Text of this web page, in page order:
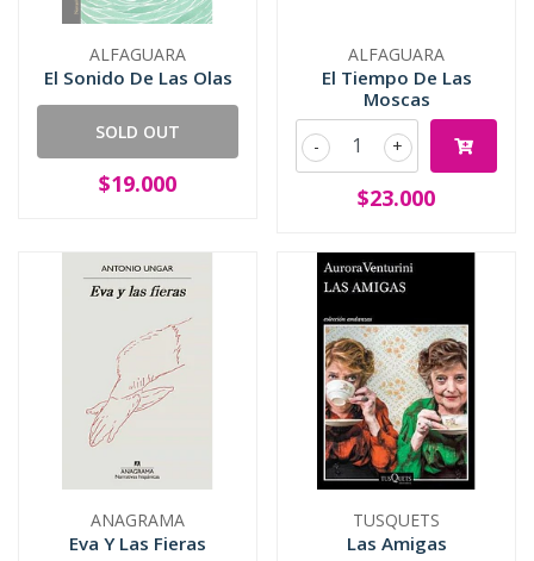
ALFAGUARA
El Sonido De Las Olas
SOLD OUT
$19.000
ALFAGUARA
El Tiempo De Las
Moscas
+
-
$23.000
ANAGRAMA
Eva Y Las Fieras
TUSQUETS
Las Amigas